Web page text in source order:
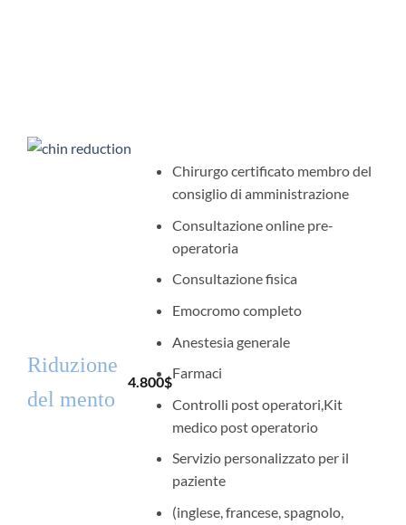
Riduzione
del mento
4.800$
Chirurgo certificato membro del
consiglio di amministrazione
Consultazione online pre-
operatoria
Consultazione fisica
Emocromo completo
Anestesia generale
Farmaci
Controlli post operatori,Kit
medico post operatorio
Servizio personalizzato per il
paziente
(inglese, francese, spagnolo,